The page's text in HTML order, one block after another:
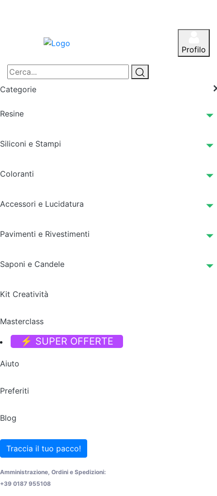
Profilo
Categorie
Resine
Siliconi e Stampi
Coloranti
Accessori e Lucidatura
Pavimenti e Rivestimenti
Saponi e Candele
Kit Creatività
Masterclass
⚡ SUPER OFFERTE
Aiuto
Preferiti
Blog
Traccia il tuo pacco!
Amministrazione, Ordini e Spedizioni:
+39 0187 955108